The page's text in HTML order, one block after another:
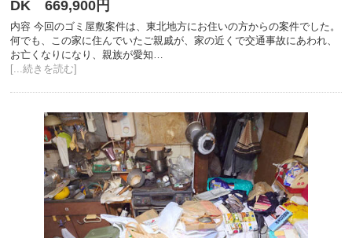
DK 669,900円
内容 今回のゴミ屋敷案件は、東北地方にお住いの方からの案件でした。
何でも、この家に住んでいたご親戚が、家の近くで交通事故にあわれ、
お亡くなりになり、親族が愛知…
[...続きを読む]